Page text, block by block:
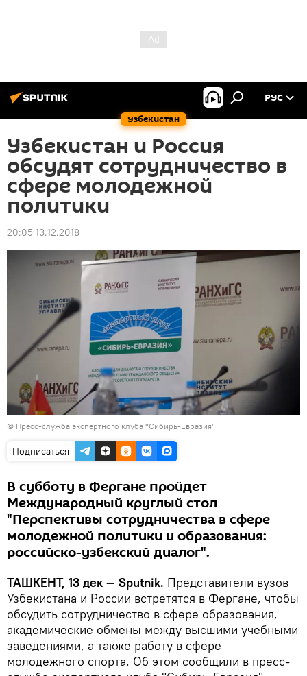
Узбекистан
РУС
Узбекистан и Россия
обсудят сотрудничество в
сфере молодежной
политики
20:05 13.12.2018
© Пресс-служба экспертного клуба "Сибирь-Евразия"
Подписаться
В субботу в Фергане пройдет
Международный круглый стол
"Перспективы сотрудничества в сфере
молодежной политики и образования:
российско-узбекский диалог".
ТАШКЕНТ, 13 дек — Sputnik. Представители вузов
Узбекистана и России встретятся в Фергане, чтобы
обсудить сотрудничество в сфере образования,
академические обмены между высшими учебными
заведениями, а также работу в сфере
молодежного спорта. Об этом сообщили в пресс-